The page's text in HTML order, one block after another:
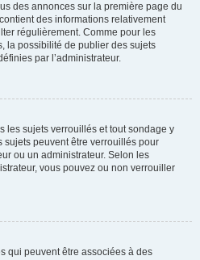
des annonces sur la première page du
des informations relativement
régulièrement. Comme pour les
la possibilité de publier des sujets
par l’administrateur.
les sujets verrouillés et tout sondage y
sujets peuvent être verrouillés pour
ou un administrateur. Selon les
vous pouvez ou non verrouiller
qui peuvent être associées à des